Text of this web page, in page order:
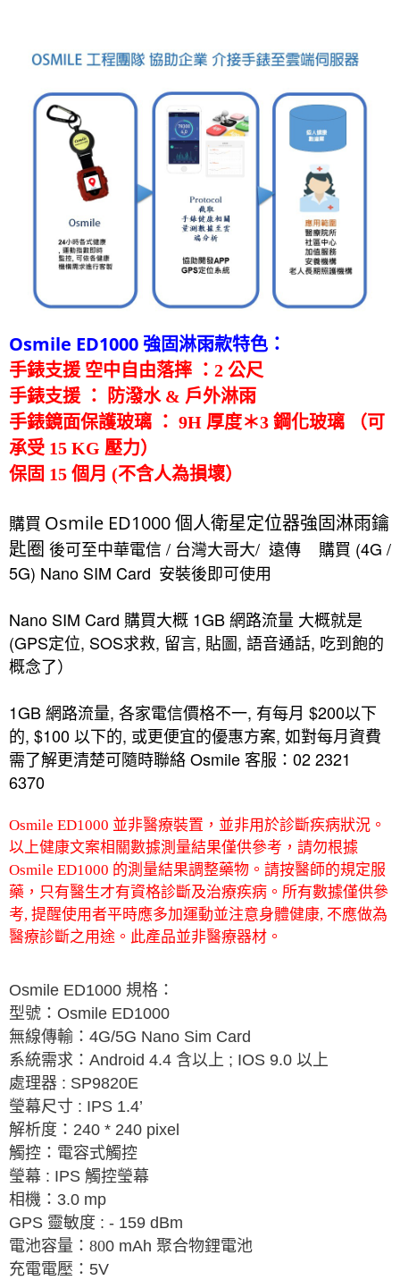
Osmile ED1000 強固淋雨款特色：
手錶支援 空中自由落摔 ：2 公尺
手錶支援 ： 防潑水 & 戶外淋雨
手錶鏡面保護玻璃 ： 9H 厚度＊3 鋼化玻璃 （可
承受 15 KG 壓力）
保固 15 個月 (不含人為損壞）
購買 Osmile ED1000 個人衛星定位器強固淋雨鑰
匙圈 後可至中華電信 / 台灣大哥大/ 遠傳 購買 (4G /
5G) Nano SIM Card 安裝後即可使用
Nano SIM Card 購買大概 1GB 網路流量 大概就是
(GPS定位, SOS求救, 留言, 貼圖, 語音通話, 吃到飽的
概念了）
1GB網路流量, 各家電信價格不一, 有每月 $200以下
的, $100 以下的, 或更便宜的優惠方案, 如對每月資費
需了解更清楚可隨時聯絡 Osmile 客服：02 2321
6370
Osmile ED1000 並非醫療裝置，並非用於診斷疾病狀況。
以上健康文案相關數據測量結果僅供參考，請勿根據
Osmile ED1000 的測量結果調整藥物。請按醫師的規定服
藥，只有醫生才有資格診斷及治療疾病。所有數據僅供參
考, 提醒使用者平時應多加運動並注意身體健康, 不應做為
醫療診斷之用途。此產品並非醫療器材。
Osmile ED1000 規格：
型號： Osmile ED1000
無線傳輸： 4G/5G Nano Sim Card
系統需求： Android 4.4 含以上 ; IOS 9.0 以上
處理器 : SP9820E
瑩幕尺寸 : IPS 1.4’
解析度： 240 * 240 pixel
觸控：電容式觸控
瑩幕 : IPS 觸控瑩幕
相機： 3.0 mp
GPS 靈敏度 : - 159 dBm
電池容量：800 mAh 聚合物鋰電池
充電電壓： 5V